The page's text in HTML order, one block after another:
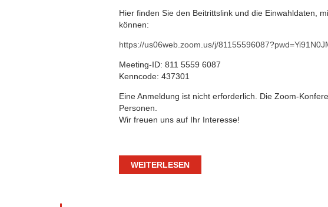
Hier finden Sie den Beitrittslink und die Einwahldaten,
können:
https://us06web.zoom.us/j/
Meeting-ID: 811 5559 6087
Kenncode: 437301
Eine Anmeldung ist nicht erforderlich. Die Zoom-
Personen.
Wir freuen uns auf Ihr Interesse!
WEITERLESEN